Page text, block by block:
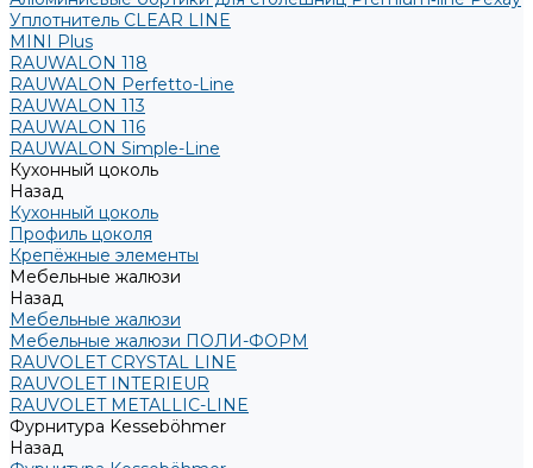
Уплотнитель CLEAR LINE
MINI Plus
RAUWALON 118
RAUWALON Perfetto-Line
RAUWALON 113
RAUWALON 116
RAUWALON Simple-Line
Кухонный цоколь
Назад
Кухонный цоколь
Профиль цоколя
Крепёжные элементы
Мебельные жалюзи
Назад
Мебельные жалюзи
Мебельные жалюзи ПОЛИ-ФОРМ
RAUVOLET CRYSTAL LINE
RAUVOLET INTERIEUR
RAUVOLET METALLIC-LINE
Фурнитура Kesseböhmer
Назад